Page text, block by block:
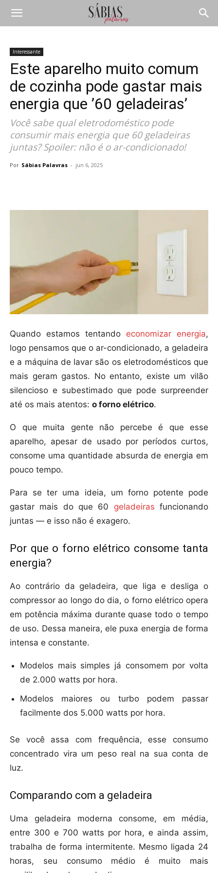
Interessante
Este aparelho muito comum
de cozinha pode gastar mais
energia que ’60 geladeiras’
Você sabe qual eletrodoméstico pode
consumir mais energia que 60 geladeiras
juntas? Spoiler: não é o ar-condicionado!
Por Sábias Palavras - jun 6, 2025
Quando estamos tentando economizar energia,
logo pensamos que o ar-condicionado, a geladeira
e a máquina de lavar são os eletrodomésticos que
mais geram gastos. No entanto, existe um vilão
silencioso e subestimado que pode surpreender
até os mais atentos: o forno elétrico.
O que muita gente não percebe é que esse
aparelho, apesar de usado por períodos curtos,
consome uma quantidade absurda de energia em
pouco tempo.
Para se ter uma ideia, um forno potente pode
gastar mais do que 60 geladeiras funcionando
juntas — e isso não é exagero.
Por que o forno elétrico consome tanta
energia?
Ao contrário da geladeira, que liga e desliga o
compressor ao longo do dia, o forno elétrico opera
em potência máxima durante quase todo o tempo
de uso. Dessa maneira, ele puxa energia de forma
intensa e constante.
Modelos mais simples já consomem por volta
de 2.000 watts por hora.
Modelos maiores ou turbo podem passar
facilmente dos 5.000 watts por hora.
Se você assa com frequência, esse consumo
concentrado vira um peso real na sua conta de
luz.
Comparando com a geladeira
Uma geladeira moderna consome, em média,
entre 300 e 700 watts por hora, e ainda assim,
trabalha de forma intermitente. Mesmo ligada 24
horas, seu consumo médio é muito mais